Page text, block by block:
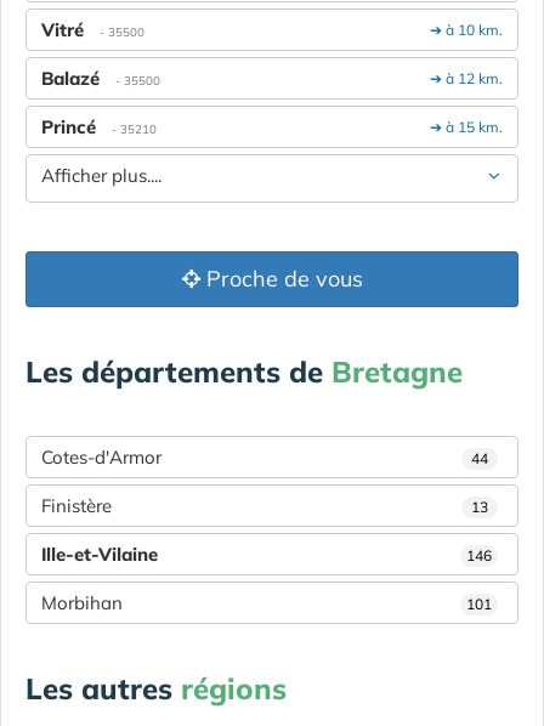
➔ à 10 km.
Vitré - 35500
➔ à 12 km.
Balazé - 35500
➔ à 15 km.
Princé - 35210
Afficher plus....
Proche de vous
Les départements de Bretagne
Cotes-d'Armor 44
Finistère 13
Ille-et-Vilaine 146
Morbihan 101
Les autres régions